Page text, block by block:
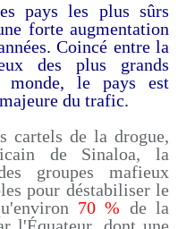
pays les plus sûrs
forte augmentation
Coincé entre la
des plus grands
monde, le pays est
du trafic.
cartels de la drogue,
de Sinaloa, la
groupes mafieux
pour déstabiliser le
70 % de la